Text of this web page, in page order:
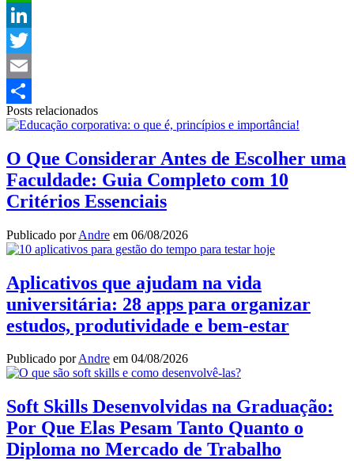
WhatsApp
LinkedIn
Twitter
Email
Share
Posts relacionados
O Que Considerar Antes de Escolher uma
Faculdade: Guia Completo com 10
Critérios Essenciais
Publicado porAndre em 06/08/2026
Aplicativos que ajudam na vida
universitária: 28 apps para organizar
estudos, produtividade e bem-estar
Publicado porAndre em 04/08/2026
Soft Skills Desenvolvidas na Graduação:
Por Que Elas Pesam Tanto Quanto o
Diploma no Mercado de Trabalho